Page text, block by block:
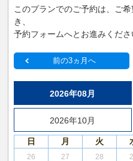
このプランでのご予約は、ご
き、
予約フォームへとお進みくださ
前の3ヵ月へ
2026年08月
2026年10月
日 月 火
26 27 28